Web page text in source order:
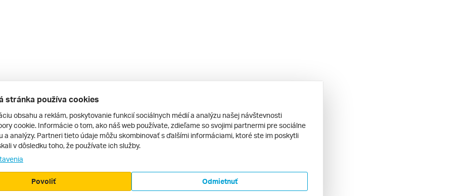
stránka používa cookies
obsahu a reklám, poskytovanie funkcií sociálnych médií a analýzu našej návštevnosti
cookie. Informácie o tom, ako náš web používate, zdieľame so svojimi partnermi pre sociálne
a analýzy. Partneri tieto údaje môžu skombinovať s ďalšími informáciami, ktoré ste im poskytli
v dôsledku toho, že používate ich služby.
Odmietnuť
Povoliť